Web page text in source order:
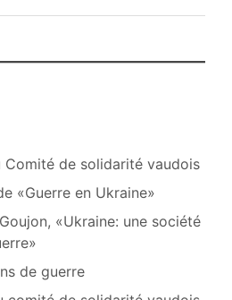
Comité de solidarité vaudois
«Guerre en Ukraine»
«Ukraine: une société
de guerre